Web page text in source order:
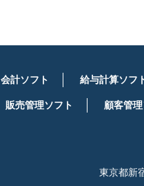
会計ソフト 給与計算ソフ
販売管理ソフト 顧客管
東京都新